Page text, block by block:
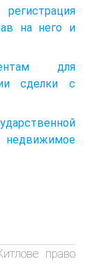
на него и
для
сделки с
право